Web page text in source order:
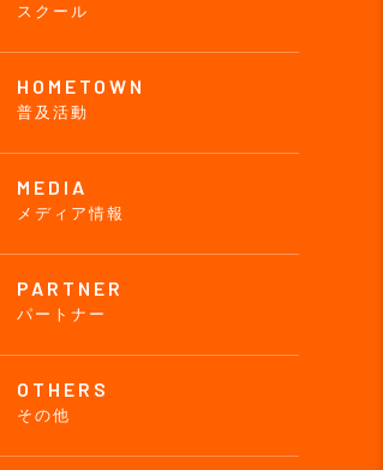
スクール
HOMETOWN
普及活動
MEDIA
メディア情報
PARTNER
パートナー
OTHERS
その他